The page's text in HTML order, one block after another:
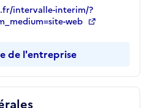
intervalle-interim/?
web
de l'entreprise